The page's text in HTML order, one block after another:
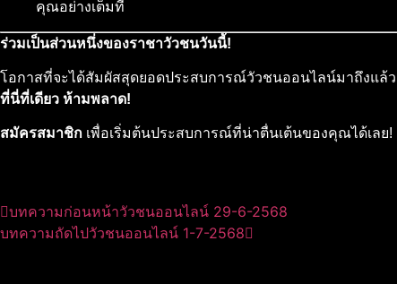
คุณอย่างเต็มที่
ร่วมเป็นส่วนหนึ่งของราชาวัวชนวันนี้!
โอกาสที่จะได้สัมผัสสุดยอดประสบการณ์วัวชนออนไลน์มาถึงแล้ว
ที่นี่ที่เดียว ห้ามพลาด!
สมัครสมาชิก เพื่อเริ่มต้นประสบการณ์ที่น่าตื่นเต้นของคุณได้เลย!
บทความก่อนหน้าวัวชนออนไลน์ 29-6-2568
บทความถัดไปวัวชนออนไลน์ 1-7-2568